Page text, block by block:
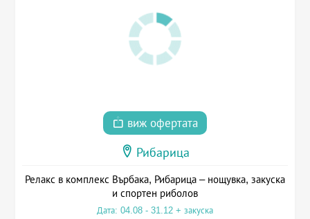
виж офертата
Рибарица
Релакс в комплекс Върбака, Рибарица – нощувка, закуска
и спортен риболов
Дата: 04.08 - 31.12 + закуска